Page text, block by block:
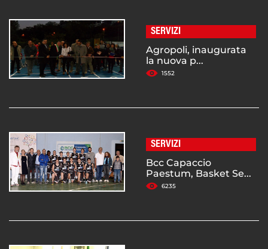
SERVIZI
Agropoli, inaugurata
la nuova p...
1552
SERVIZI
Bcc Capaccio
Paestum, Basket Se...
6235